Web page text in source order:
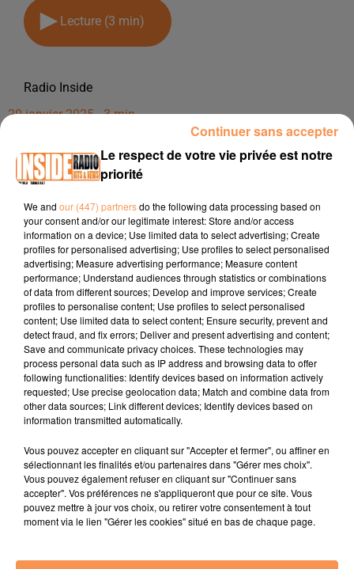
Lecture (3 min)
Radio Inside
20 janvier 2025 - 3 min
INTERVIEW DE BENJAMIN "JANTES ALU SERVICES" À LESCAR
Facebook :Jantes Alu Services Pau
Instagram :jantesaluservices
Tel : 05 25 23 03 20
TITRES DIFFUSÉS
21h13
21h13 21h10
21h10 21h07
21h07
Le respect de votre vie privée est notre
priorité
We and our (447) partnersdo the following data processing based on
your consent and/or our legitimate interest: Store and/or access
information on a device; Use limited data to select advertising; Create
profiles for personalised advertising; Use profiles to select personalised
advertising; Measure advertising performance; Measure content
performance; Understand audiences through statistics or combinations
of data from different sources; Develop and improve services; Create
profiles to personalise content; Use profiles to select personalised
content; Use limited data to select content; Ensure security, prevent and
detect fraud, and fix errors; Deliver and present advertising and content;
Save and communicate privacy choices. These technologies may
process personal data such as IP address and browsing data to offer
following functionalities: Identify devices based on information actively
requested; Use precise geolocation data; Match and combine data from
other data sources; Link different devices; Identify devices based on
information transmitted automatically.
Vous pouvez accepter en cliquant sur "Accepter et fermer", ou affiner en
sélectionnant les finalités et/ou partenaires dans "Gérer mes choix".
Vous pouvez également refuser en cliquant sur "Continuer sans
accepter". Vos préférences ne s'appliqueront que pour ce site. Vous
pouvez mettre à jour vos choix, ou retirer votre consentement à tout
moment via le lien "Gérer les cookies" situé en bas de chaque page.
Continuer sans accepter